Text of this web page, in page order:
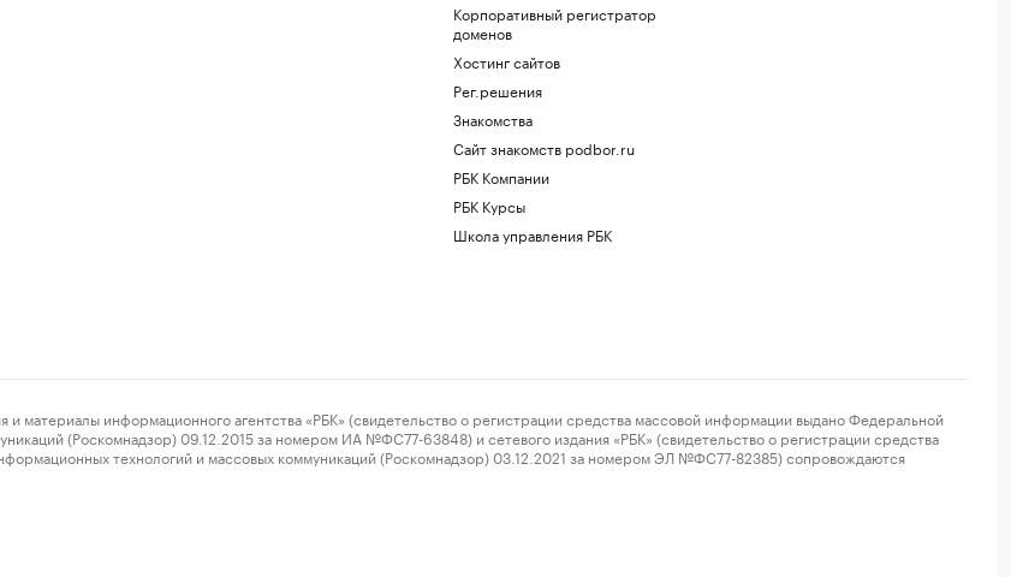
Корпоративный регистратор
доменов
Хостинг сайтов
Рег.решения
Знакомства
Сайт знакомств podbor.ru
РБК Компании
РБК Курсы
Школа управления РБК
информационного агентства «РБК» (свидетельство о регистрации средства массовой информации выдано Федеральной
(Роскомнадзор) 09.12.2015 за номером ИА №ФС77-63848) и сетевого издания «РБК» (свидетельство о регистрации средства
технологий и массовых коммуникаций (Роскомнадзор) 03.12.2021 за номером ЭЛ №ФС77-82385) сопровождаются